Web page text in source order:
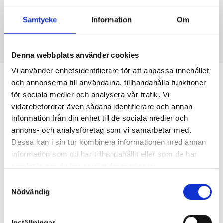
Samtycke Information Om
Denna webbplats använder cookies
Vi använder enhetsidentifierare för att anpassa innehållet
och annonserna till användarna, tillhandahålla funktioner
för sociala medier och analysera vår trafik. Vi
vidarebefordrar även sådana identifierare och annan
information från din enhet till de sociala medier och
annons- och analysföretag som vi samarbetar med.
Dessa kan i sin tur kombinera informationen med annan
information som du har tillhandahållit eller som de har
Nödvändig
glasdörr. Längst in i rummet finns en exklusiv bastu. Ett
ljust och fräscht badrum som piggar upp kalla och mörka
vinterdagar, varför inte i villan i Östertälje?
Södertälje – en livlig kommun med
framtiden för sig
Södertälje SK, Björn Borg, Tom Tits äventyr, lastbilar och
kringlor – är det vad du kommer att tänka på när du hör
ordet Södertälje? Tänk om! Södertälje är en
tillväxtkommun som stadigt ökat i invånarantal under de
senaste 50 åren. På senare år har kommunen dessutom
fått internationellt renommé för sitt stora